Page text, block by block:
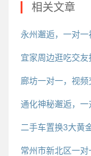
相关文章
永州邂逅，一对
宜家周边逛吃交友
廊坊一对一，视
通化神秘邂逅，一
二手车置换3大黄
常州市新北区一